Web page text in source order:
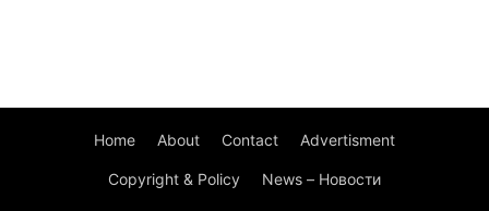
Home About Contact Advertisment
Copyright & Policy News – Новости